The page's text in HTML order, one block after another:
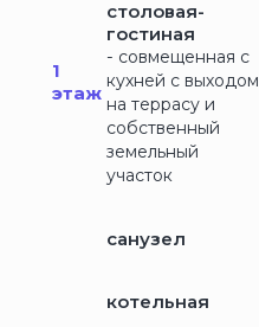
1
этаж
столовая-
гостиная
- совмещенная с
кухней с выходом
на террасу и
собственный
земельный
участок
санузел
котельная